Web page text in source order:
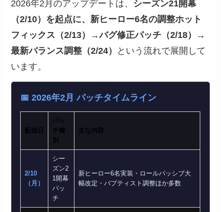
2026年2月のアップデートは、 シーズン21開幕
（2/10）を起点に、新ヒーロー6名の調整ホット
フィックス（2/13）→バグ修正パッチ（2/18）→
最新バランス調整（2/24）
という流れで展開して
います。
📅 2026年2月 パッチタイムライン
配信日
パッ
チ種
別
主な内容
2/10
（月）
シー
ズン2
1開幕
パッ
チ
新ヒーロー6名実装・ロールパッシブ大
幅改定・バプティスト調整ほか多数